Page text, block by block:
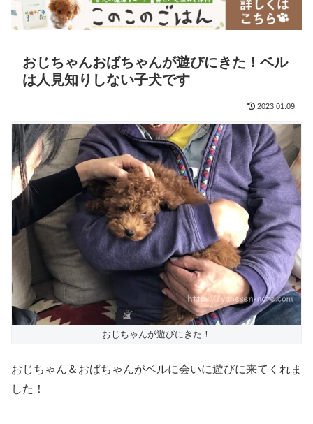
おじちゃんおばちゃんが遊びにきた！ベル
は人見知りしない子犬です
2023.01.09
おじちゃんが遊びにきた！
おじちゃん＆おばちゃんがベルに会いに遊びに来てくれま
した！